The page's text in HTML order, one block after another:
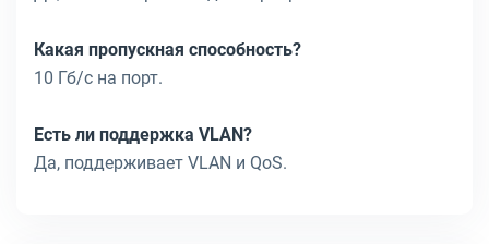
Какая пропускная способность?
10 Гб/с на порт.
Есть ли поддержка VLAN?
Да, поддерживает VLAN и QoS.